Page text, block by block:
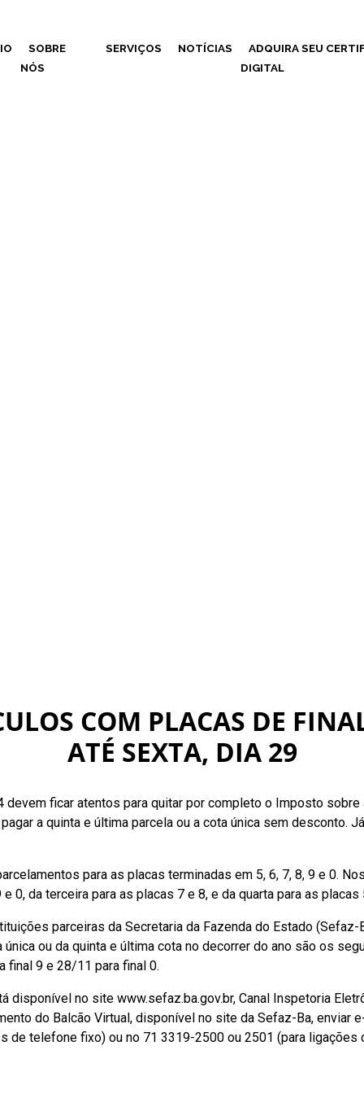
SOBRE
NÓS
SERVIÇOS NOTÍCIAS
ADQUIRA SEU
DIGITAL
COM PLACAS DE
ATÉ SEXTA, DIA 29
ficar atentos para quitar por completo o Imposto
a quinta e última parcela ou a cota única sem desconto.
para as placas terminadas em 5, 6, 7, 8, 9 e 0.
0, da terceira para as placas 7 e 8, e da quarta para as
parceiras da Secretaria da Fazenda do Estado (Sefaz-
ou da quinta e última cota no decorrer do ano são os
final 9 e 28/11 para final 0.
disponível no site www.sefaz.ba.gov.br, Canal Inspetoria
do Balcão Virtual, disponível no site da Sefaz-Ba, enviar
de telefone fixo) ou no 71 3319-2500 ou 2501 (para